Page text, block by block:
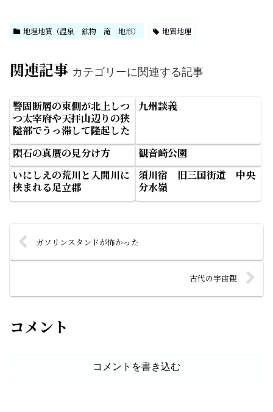
地理地質（温泉 鉱物 滝 地形） 地質地理
関連記事 カテゴリーに関連する記事
警固断層の東側が北上しつ
つ太宰府や天拝山辺りの狭
隘部でうっ滞して隆起した
九州談義
隕石の真贋の見分け方
観音崎公園
いにしえの荒川と入間川に
挟まれる足立郡
須川宿 旧三国街道 中央
分水嶺
ガソリンスタンドが怖かった
古代の宇宙観
コメント
コメントを書き込む